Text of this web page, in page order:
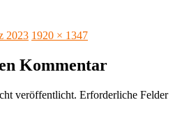
2023 Originalgröße
1920 × 1347
Kommentar
veröffentlicht. Erforderliche Felder